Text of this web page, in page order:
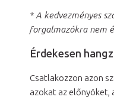
* A kedvezményes
forgalmazókra nem
Érdekesen
Csatlakozzon azon
azokat az előnyöket,